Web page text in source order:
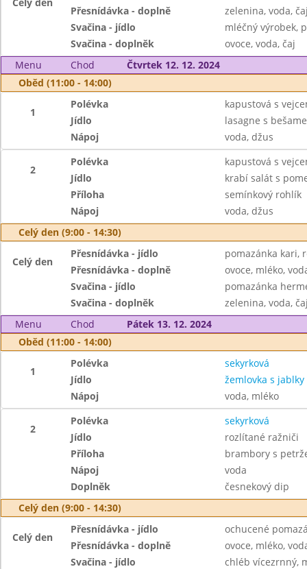
Přesnídávka - doplně
zelenina, voda,
Svačina - jídlo
mléčný výrobek,
Svačina - doplněk
ovoce, voda, čaj
Menu
Chod
Čtvrtek 12. 12. 2024
Oběd (11:00 - 14:00)
1
Polévka
kapustová s
Jídlo
lasagne s
Nápoj
voda, džus
2
Polévka
kapustová s
Jídlo
krabí salát s
Příloha
semínkový rohlík
Nápoj
voda, džus
Celý den (9:00 - 14:30)
Celý den
Přesnídávka - jídlo
pomazánka kari,
Přesnídávka - doplně
ovoce, mléko,
Svačina - jídlo
pomazánka
Svačina - doplněk
zelenina, voda,
Menu
Chod
Pátek 13. 12. 2024
Oběd (11:00 - 14:00)
1
Polévka
sekyrková
Jídlo
žemlovka s
Nápoj
voda, mléko
2
Polévka
sekyrková
Jídlo
rozlítané ražniči
Příloha
brambory s
Nápoj
voda
Doplněk
česnekový dip
Celý den (9:00 - 14:30)
Celý den
Přesnídávka - jídlo
ochucené
Přesnídávka - doplně
ovoce, mléko,
Svačina - jídlo
chléb vícezrnný,